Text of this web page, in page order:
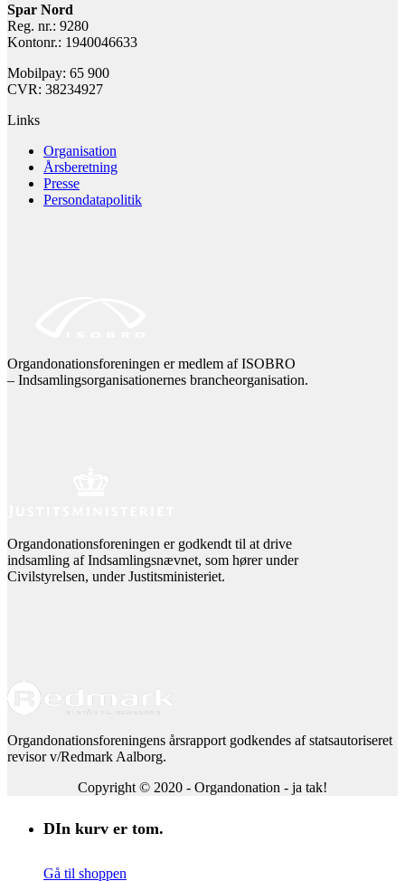
Spar Nord
Reg. nr.: 9280
Kontonr.: 1940046633
Mobilpay: 65 900
CVR: 38234927
Links
Organisation
Årsberetning
Presse
Persondatapolitik
Organdonationsforeningen er medlem af ISOBRO
– Indsamlingsorganisationernes brancheorganisation.
Organdonationsforeningen er godkendt til at drive
indsamling af Indsamlingsnævnet, som hører under
Civilstyrelsen, under Justitsministeriet.
Organdonationsforeningens årsrapport godkendes af statsautoriseret
revisor v/Redmark Aalborg.
Copyright © 2020 - Organdonation - ja tak!
DIn kurv er tom.
Gå til shoppen